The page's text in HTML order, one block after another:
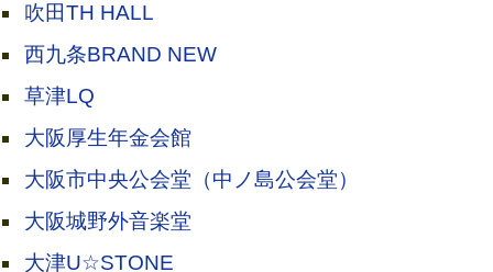
吹田TH HALL
西九条BRAND NEW
草津LQ
大阪厚生年金会館
大阪市中央公会堂（中ノ島公会堂）
大阪城野外音楽堂
大津U☆STONE